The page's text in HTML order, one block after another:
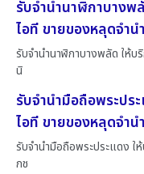
รับจำนำนาฬิกาบาง
ไอที ขายของหลุดจำ
รับจำนำนาฬิกาบางพลัด ให้บ
นิ
รับจำนำมือถือพระปร
ไอที ขายของหลุดจำ
รับจำนำมือถือพระประแดง ใ
กช